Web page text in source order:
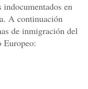
en
A continuación
de inmigración del
Europeo: